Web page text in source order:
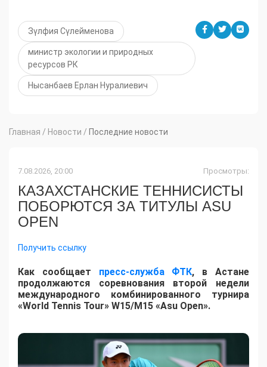
Зүлфия Сүлейменова
министр экологии и природных
ресурсов РК
Нысанбаев Ерлан Нуралиевич
Главная / Новости / Последние новости
7.08.2026, 20:00 Просмотры:
КАЗАХСТАНСКИЕ ТЕННИСИСТЫ
ПОБОРЮТСЯ ЗА ТИТУЛЫ ASU
OPEN
Получить ссылку
Как сообщает пресс-служба ФТК, в Астане
продолжаются соревнования второй недели
международного комбинированного турнира
«World Tennis Tour» W15/M15 «Asu Open».